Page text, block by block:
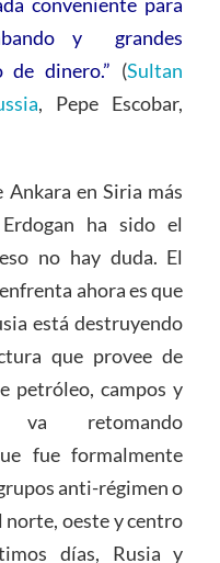
y grandes
de dinero.” (Sultan
, Pepe Escobar,
Ankara en Siria más
ha sido el
no hay duda. El
ahora es que
está destruyendo
que provee de
petróleo, campos y
va retomando
fue formalmente
anti-régimen o
norte, oeste y centro
días, Rusia y